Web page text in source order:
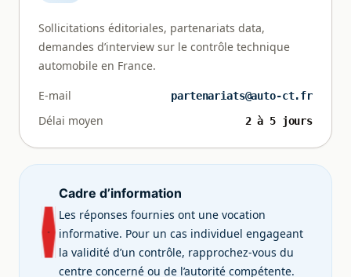
Sollicitations éditoriales, partenariats data,
demandes d’interview sur le contrôle technique
automobile en France.
E-mail
partenariats@auto-ct.fr
Délai moyen 2 à 5 jours
Cadre d’information
Les réponses fournies ont une vocation
informative. Pour un cas individuel engageant
la validité d’un contrôle, rapprochez-vous du
centre concerné ou de l’autorité compétente.